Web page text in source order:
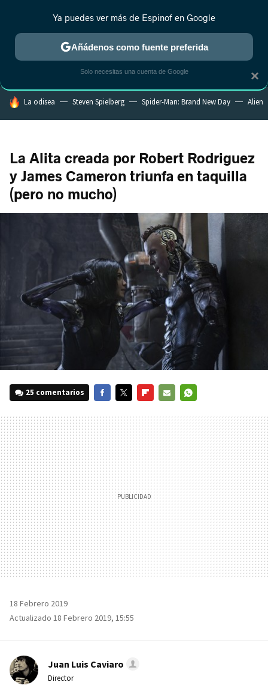
MENÚ NUEVO
ESTRENOS REALITY ANIME RANKINGS CINE
HOY SE HABLA DE
La odisea Steven Spielberg Spider-Man: Brand New Day Alien
La Alita creada por Robert Rodriguez
y James Cameron triunfa en taquilla
(pero no mucho)
25 comentarios
MAIL
18 Febrero 2019
Actualizado 18 Febrero 2019, 15:55
Juan Luis Caviaro
Director
×
Ya puedes ver más de Espinof en Google
Añádenos como fuente preferida
Solo necesitas una cuenta de Google